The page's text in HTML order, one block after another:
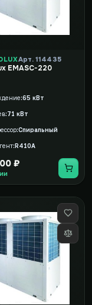
Арт. 114435
EMASC-220
65 кВт
71 кВт
Спиральный
R410A
₽